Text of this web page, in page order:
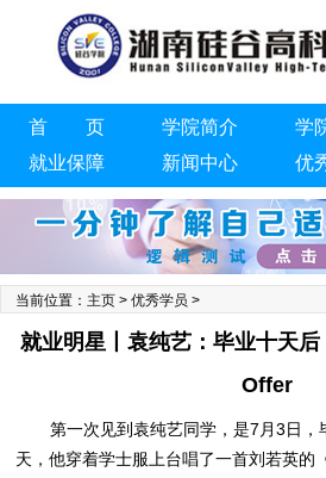
首 页 学院简介 学
就业保障
新闻中心 优
联系我们
当前位置： 主页 > 优秀学员 >
就业明星丨袁纯艺：毕业十天
Offer
第一次见到袁纯艺同学，是7月3日，
天，他穿着学士服上台唱了一首刘若英的